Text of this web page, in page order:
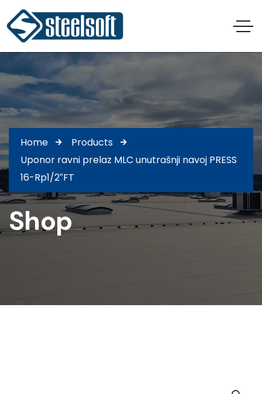
Home
Products
Uponor ravni prelaz MLC unutrašnji navoj PRESS
16-Rp1/2″FT
Shop